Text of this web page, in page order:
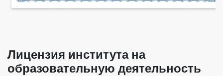
Лицензия института на
образовательную деятельность